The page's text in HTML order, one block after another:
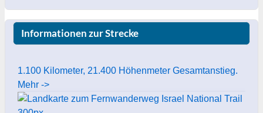
Informationen zur Strecke
1.100 Kilometer, 21.400 Höhenmeter Gesamtanstieg.
Mehr ->